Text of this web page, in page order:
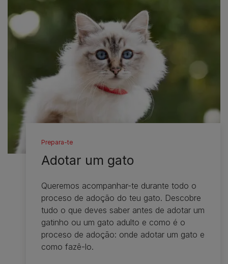
Prepara-te
Adotar um gato​
Queremos acompanhar-te durante todo o
proceso de adoção do teu gato. Descobre
tudo o que deves saber antes de adotar um
gatinho ou um gato adulto e como é o
proceso de adoção: onde adotar um gato e
como fazê-lo.​